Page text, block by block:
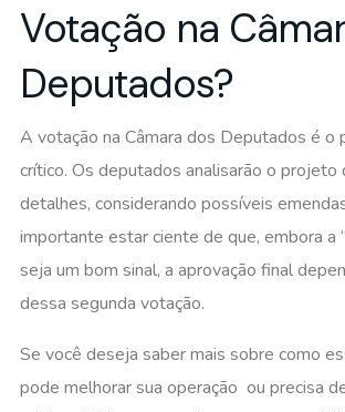
Votação na
Deputados?
A votação na Câmara dos Deputados é o
crítico. Os deputados analisarão o projeto
detalhes, considerando possíveis
importante estar ciente de que, embora a
seja um bom sinal, a aprovação final
dessa segunda votação.
Se você deseja saber mais sobre como
pode melhorar sua operação ou precisa